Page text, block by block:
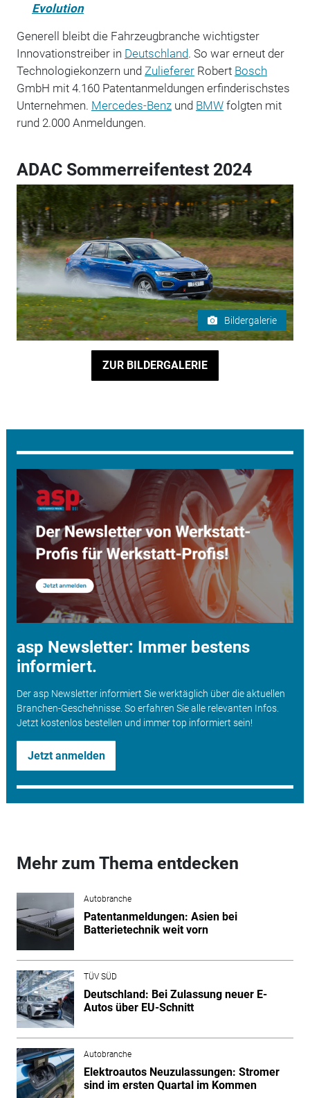
Evolution
Generell bleibt die Fahrzeugbranche wichtigster
Innovationstreiber in Deutschland. So war erneut der
Technologiekonzern und ZuliefererRobert Bosch
GmbH mit 4.160 Patentanmeldungen erfinderischstes
Unternehmen. Mercedes-Benzund BMWfolgten mit
rund 2.000 Anmeldungen.
ADAC Sommerreifentest 2024
Bildergalerie
ZUR BILDERGALERIE
asp Newsletter: Immer bestens
informiert.
Der asp Newsletter informiert Sie werktäglich über die aktuellen
Branchen-Geschehnisse. So erfahren Sie alle relevanten Infos.
Jetzt kostenlos bestellen und immer top informiert sein!
Jetzt anmelden
Mehr zum Thema entdecken
Autobranche
Patentanmeldungen: Asien bei
Batterietechnik weit vorn
TÜV SÜD
Deutschland: Bei Zulassung neuer E-
Autos über EU-Schnitt
Autobranche
Elektroautos Neuzulassungen: Stromer
sind im ersten Quartal im Kommen